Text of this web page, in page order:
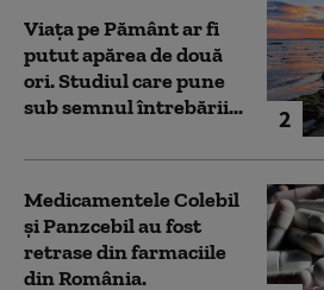
2
Viața pe Pământ ar fi
putut apărea de două
ori. Studiul care pune
sub semnul întrebării...
Medicamentele Colebil
și Panzcebil au fost
retrase din farmaciile
din România.